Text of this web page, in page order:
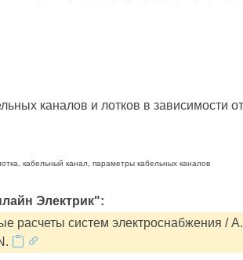
каналов и лотков в зависимости
кабельный канал, параметры кабельных каналов
Электрик":
расчеты систем электроснабжения /